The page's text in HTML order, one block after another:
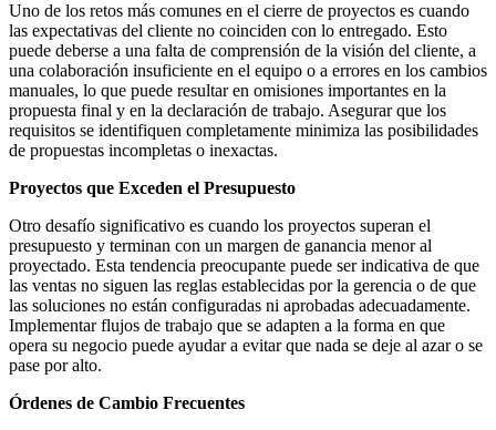
Uno de los retos más comunes en el cierre de proyectos es cuando
las expectativas del cliente no coinciden con lo entregado. Esto
puede deberse a una falta de comprensión de la visión del cliente, a
una colaboración insuficiente en el equipo o a errores en los cambios
manuales, lo que puede resultar en omisiones importantes en la
propuesta final y en la declaración de trabajo. Asegurar que los
requisitos se identifiquen completamente minimiza las posibilidades
de propuestas incompletas o inexactas.
Proyectos que Exceden el Presupuesto
Otro desafío significativo es cuando los proyectos superan el
presupuesto y terminan con un margen de ganancia menor al
proyectado. Esta tendencia preocupante puede ser indicativa de que
las ventas no siguen las reglas establecidas por la gerencia o de que
las soluciones no están configuradas ni aprobadas adecuadamente.
Implementar flujos de trabajo que se adapten a la forma en que
opera su negocio puede ayudar a evitar que nada se deje al azar o se
pase por alto.
Órdenes de Cambio Frecuentes